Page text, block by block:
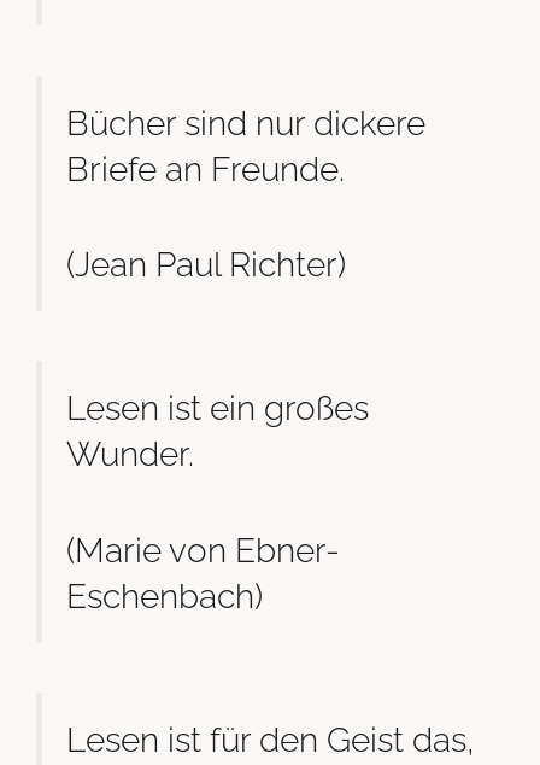
Bücher sind nur dickere
Briefe an Freunde.
(Jean Paul Richter)
Lesen ist ein großes
Wunder.
(Marie von Ebner-
Eschenbach)
Lesen ist für den Geist das,